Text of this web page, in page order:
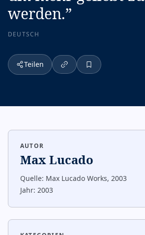
werden.”
DEUTSCH
Teilen
AUTOR
Max Lucado
Quelle: Max Lucado Works, 2003
Jahr: 2003